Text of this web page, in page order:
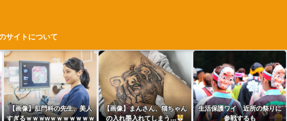
サイトについて
【画像】肛門科の先生、美人
すぎるｗｗｗwｗｗｗｗｗｗｗ
【画像】まんさん、猫ちゃん
の入れ墨入れてしまう…
生活保護ワイ 近所の祭りに
参戦するも